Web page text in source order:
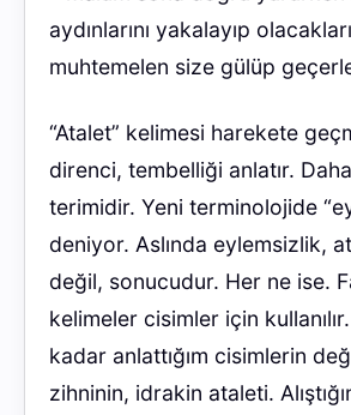
aydınlarını yakalayıp
muhtemelen size gülüp
“Atalet” kelimesi harekete
direnci, tembelliği anlatır.
terimidir. Yeni terminolojide
deniyor. Aslında eylemsizlik,
değil, sonucudur. Her ne ise.
kelimeler cisimler için
kadar anlattığım cisimlerin
zihninin, idrakin ataleti.